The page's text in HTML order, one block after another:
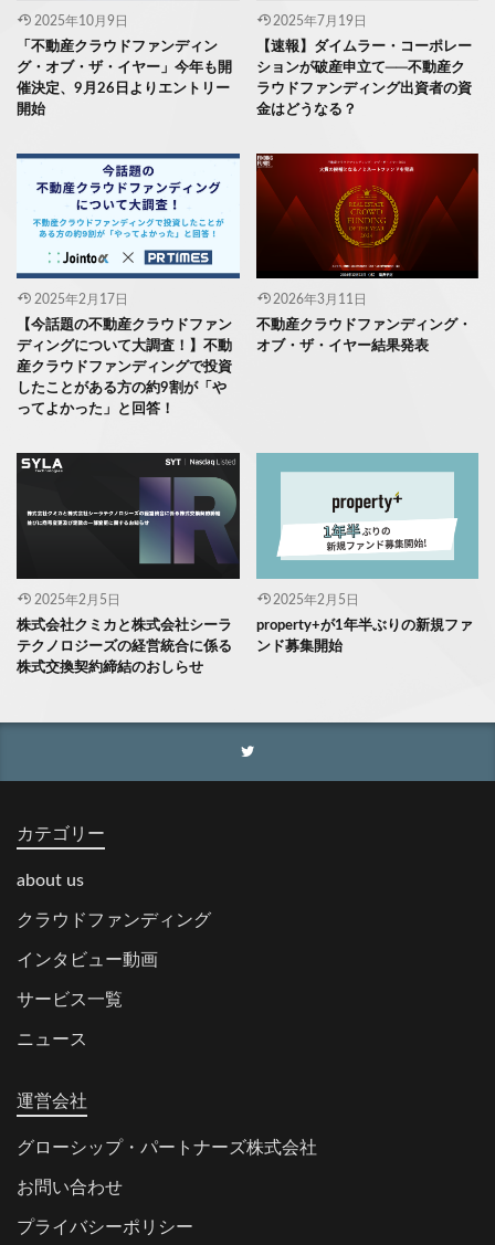
2025年10月9日
「不動産クラウドファンディン
グ・オブ・ザ・イヤー」今年も開
催決定、9月26日よりエントリー
開始
2025年7月19日
【速報】ダイムラー・コーポレー
ションが破産申立て──不動産ク
ラウドファンディング出資者の資
金はどうなる？
2025年2月17日
【今話題の不動産クラウドファン
ディングについて大調査！】不動
産クラウドファンディングで投資
したことがある方の約9割が「や
ってよかった」と回答！
2026年3月11日
不動産クラウドファンディング・
オブ・ザ・イヤー結果発表
2025年2月5日
株式会社クミカと株式会社シーラ
テクノロジーズの経営統合に係る
株式交換契約締結のおしらせ
2025年2月5日
property+が1年半ぶりの新規ファ
ンド募集開始
カテゴリー
about us
クラウドファンディング
インタビュー動画
サービス一覧
ニュース
運営会社
グローシップ・パートナーズ株式会社
お問い合わせ
プライバシーポリシー